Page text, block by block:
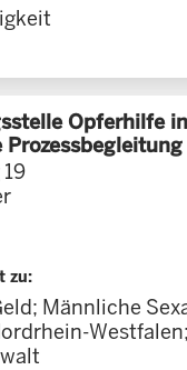
Opferhilfe
Prozessbegleitung
zu:
Männliche